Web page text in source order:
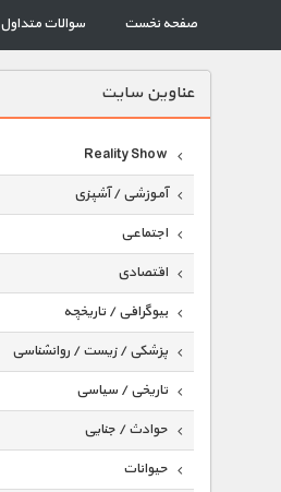
صفحه نخست سوالات متداول
عناوين سايت
Reality Show
آموزشی / آشپزی
اجتماعی
اقتصادی
بیوگرافی / تاریخچه
پزشکی / زیست / روانشناسی
تاریخی / سیاسی
حوادث / جنایی
حیوانات